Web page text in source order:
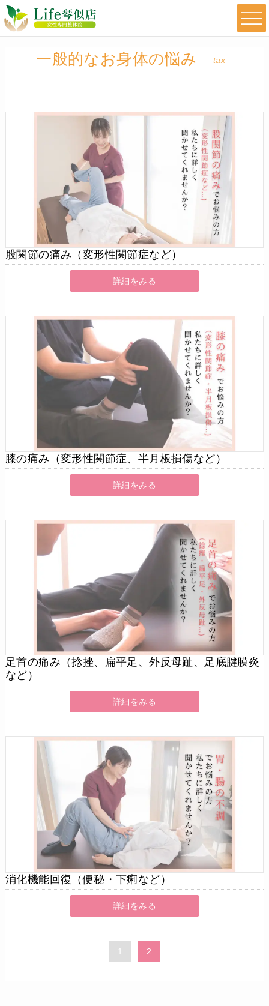
一般的なお身体の悩み – tax –
股関節の痛み（変形性関節症など）
詳細をみる
膝の痛み（変形性関節症、半月板損傷など）
詳細をみる
足首の痛み（捻挫、扁平足、外反母趾、足底腱膜炎
など）
詳細をみる
消化機能回復（便秘・下痢など）
詳細をみる
1 2